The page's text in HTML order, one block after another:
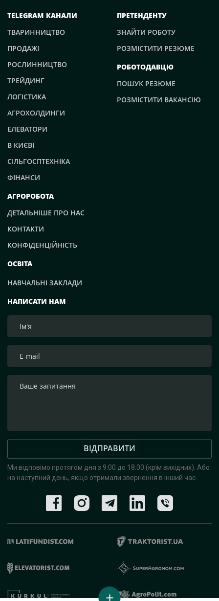
НАПИСАТИ НАМ
ВІДПРАВИТИ
Ми відповімо протягом дня з 9:00 до 18:00 (крім вихідних). Або
на наступний день, якщо отримали звернення в інший час.
TELEGRAM КАНАЛИ
ТВАРИННИЦТВО
ПРОДАЖІ
РОСЛИННИЦТВО
ТРЕЙДИНГ
ЛОГІСТИКА
АГРОХОЛДИНГИ
ЕЛЕВАТОРИ
В КИЄВІ
СІЛЬГОСПТЕХНІКА
ФІНАНСИ
ПРЕТЕНДЕНТУ
ЗНАЙТИ РОБОТУ
РОЗМІСТИТИ РЕЗЮМЕ
РОБОТОДАВЦЮ
ПОШУК РЕЗЮМЕ
РОЗМІСТИТИ ВАКАНСІЮ
АГРОРОБОТА
ДЕТАЛЬНІШЕ ПРО НАС
КОНТАКТИ
КОНФІДЕНЦІЙНІСТЬ
ОСВІТА
НАВЧАЛЬНІ ЗАКЛАДИ